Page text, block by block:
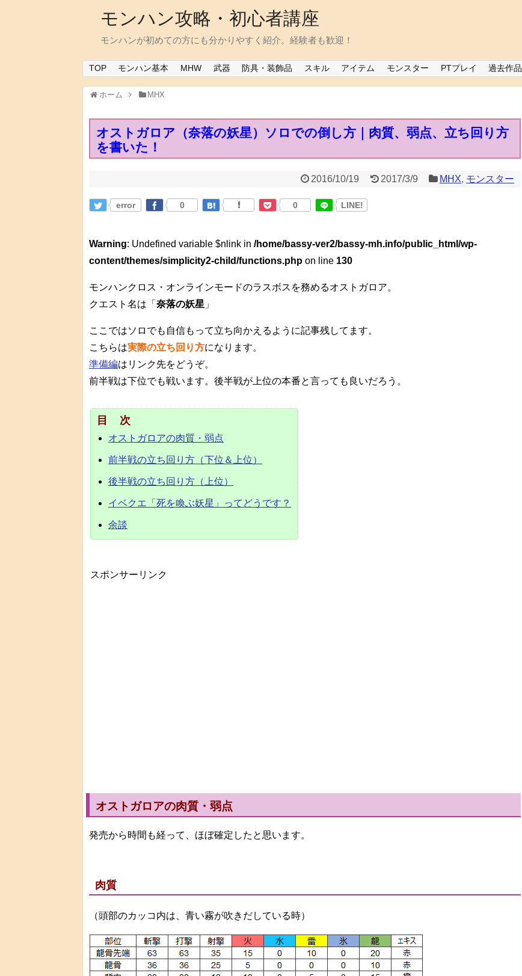
モンハン攻略・初心者講座
モンハンが初めての方にも分かりやすく紹介。経験者も歓迎！
TOP モンハン基本 MHW 武器 防具・装飾品 スキル アイテム モンスター PTプレイ 過去作品
ホーム MHX
オストガロア（奈落の妖星）ソロでの倒し方｜肉質、弱点、立ち回り方
を書いた！
2016/10/19 2017/3/9 MHX, モンスター
error 0 0 LINE!
Warning: Undefined variable $nlink in /home/bassy-ver2/bassy-mh.info/public_html/wp-
content/themes/simplicity2-child/functions.php on line 130
モンハンクロス・オンラインモードのラスボスを務めるオストガロア。
クエスト名は「 奈落の妖星 」
ここではソロでも自信もって立ち向かえるように記事残してます。
こちらは実際の立ち回り方になります。
準備編はリンク先をどうぞ。
前半戦は下位でも戦います。後半戦が上位の本番と言っても良いだろう。
目次
オストガロアの肉質・弱点
前半戦の立ち回り方（下位＆上位）
後半戦の立ち回り方（上位）
イベクエ「死を喚ぶ妖星」ってどうです？
余談
スポンサーリンク
オストガロアの肉質・弱点
発売から時間も経って、ほぼ確定したと思います。
肉質
（頭部のカッコ内は、青い霧が吹きだしている時）